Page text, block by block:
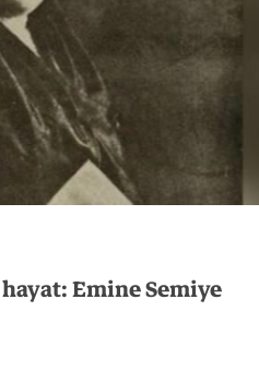
hayat:EmineSemiye